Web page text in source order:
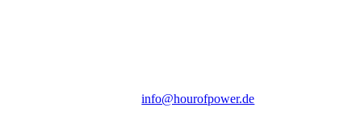
E-Mail:info@hourofpower.de